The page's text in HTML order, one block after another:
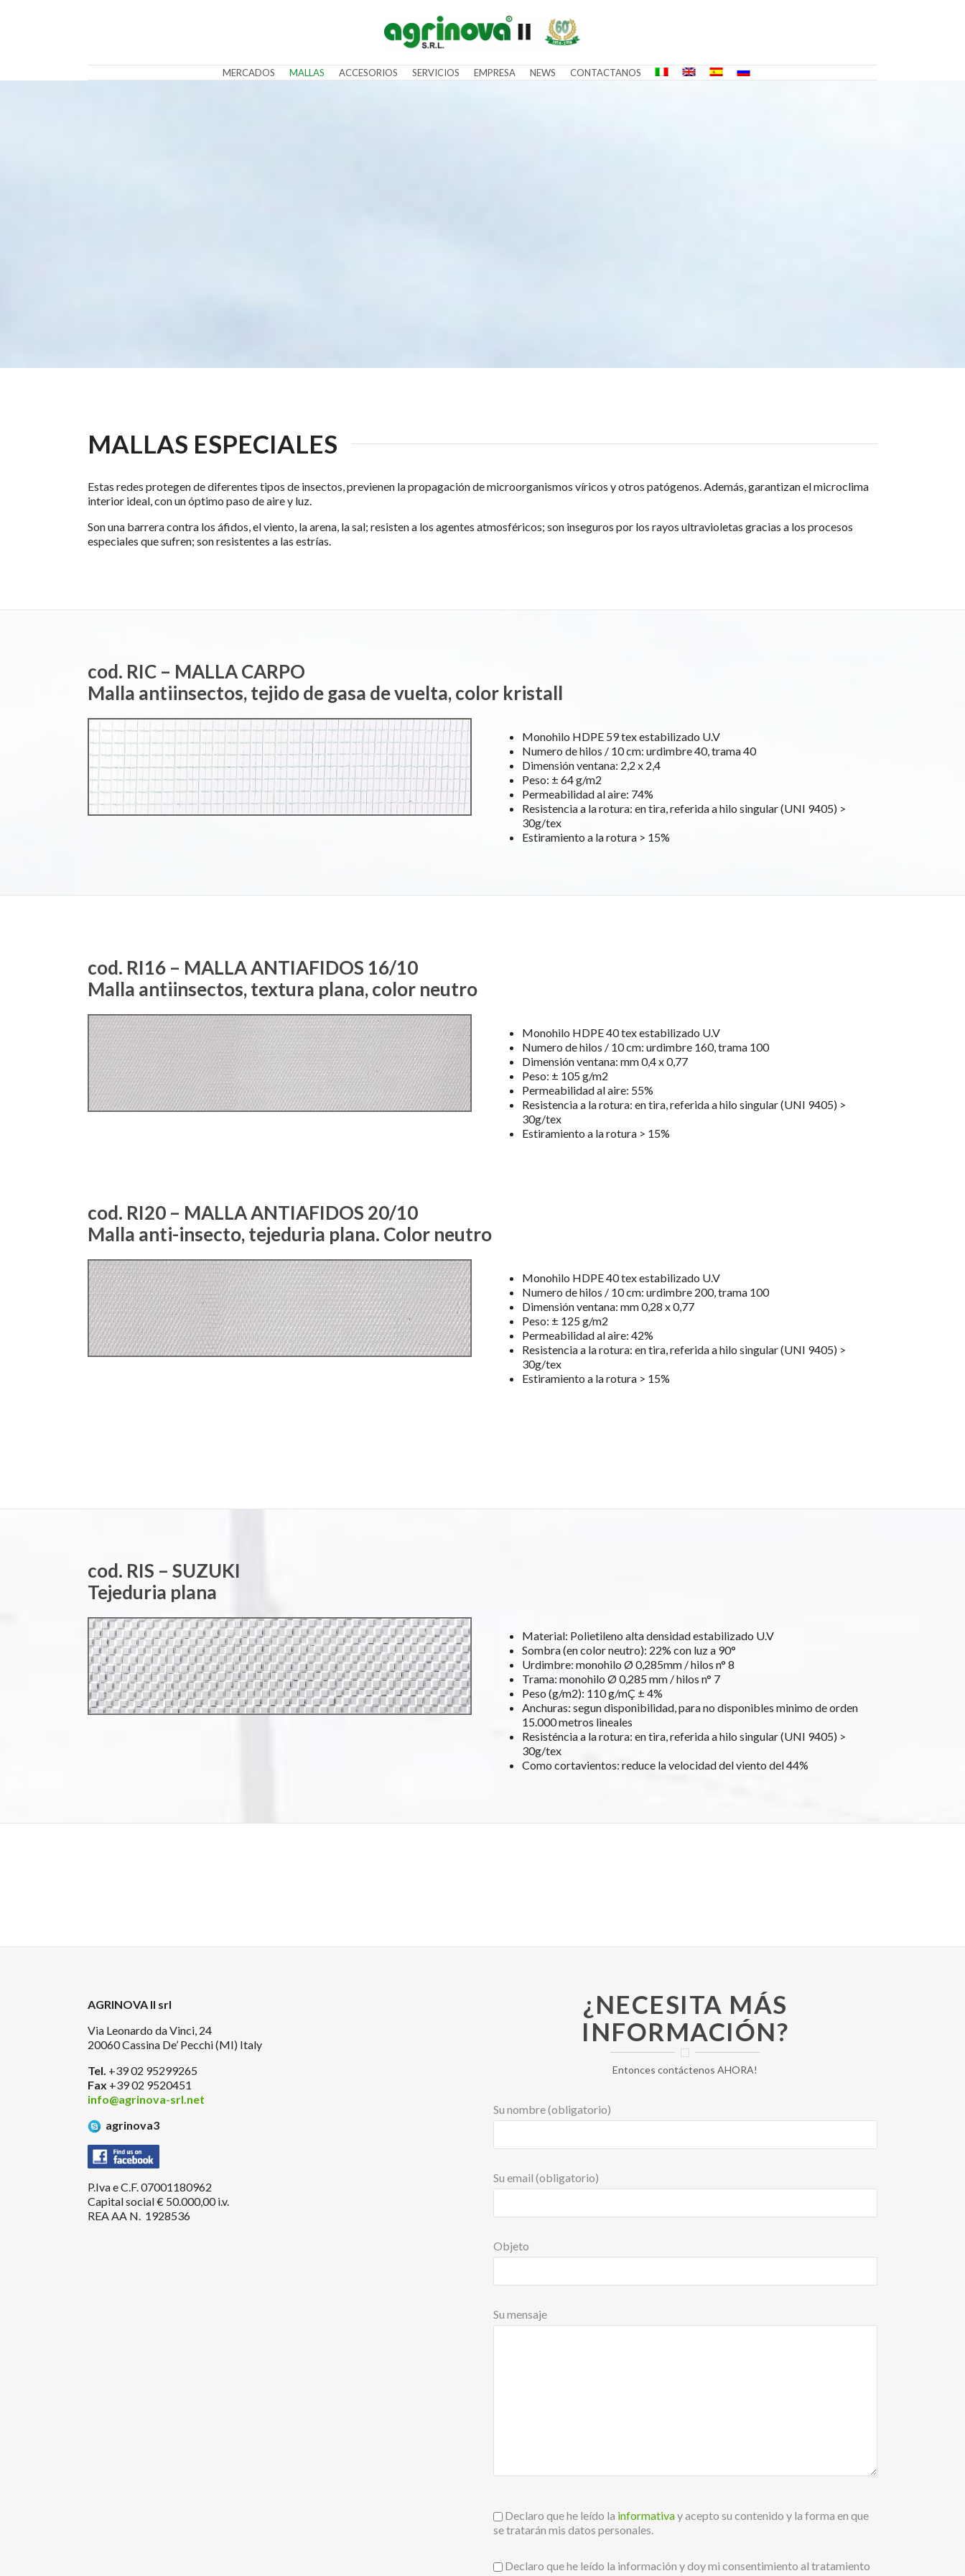
MERCADOS MALLAS ACCESORIOS SERVICIOS EMPRESA NEWS CONTACTANOS
MALLAS ESPECIALES
Estas redes protegen de diferentes tipos de insectos, previenen la propagación de microorganismos víricos y otros patógenos. Además, garantizan el microclima
interior ideal, con un óptimo paso de aire y luz.
Son una barrera contra los áfidos, el viento, la arena, la sal; resisten a los agentes atmosféricos; son inseguros por los rayos ultravioletas gracias a los procesos
especiales que sufren; son resistentes a las estrías.
cod. RIC – MALLA CARPO
Malla antiinsectos, tejido de gasa de vuelta, color kristall
Monohilo HDPE 59 tex estabilizado U.V
Numero de hilos / 10 cm: urdimbre 40, trama 40
Dimensión ventana: 2,2 x 2,4
Peso: ± 64 g/m2
Permeabilidad al aire: 74%
Resistencia a la rotura: en tira, referida a hilo singular (UNI 9405) >
30g/tex
Estiramiento a la rotura > 15%
cod. RI16 – MALLA ANTIAFIDOS 16/10
Malla antiinsectos, textura plana, color neutro
Monohilo HDPE 40 tex estabilizado U.V
Numero de hilos / 10 cm: urdimbre 160, trama 100
Dimensión ventana: mm 0,4 x 0,77
Peso: ± 105 g/m2
Permeabilidad al aire: 55%
Resistencia a la rotura: en tira, referida a hilo singular (UNI 9405) >
30g/tex
Estiramiento a la rotura > 15%
cod. RI20 – MALLA ANTIAFIDOS 20/10
Malla anti-insecto, tejeduria plana. Color neutro
Monohilo HDPE 40 tex estabilizado U.V
Numero de hilos / 10 cm: urdimbre 200, trama 100
Dimensión ventana: mm 0,28 x 0,77
Peso: ± 125 g/m2
Permeabilidad al aire: 42%
Resistencia a la rotura: en tira, referida a hilo singular (UNI 9405) >
30g/tex
Estiramiento a la rotura > 15%
cod. RIS – SUZUKI
Tejeduria plana
Material: Polietileno alta densidad estabilizado U.V
Sombra (en color neutro): 22% con luz a 90°
Urdimbre: monohilo Ø 0,285mm / hilos n° 8
Trama: monohilo Ø 0,285 mm / hilos n° 7
Peso (g/m2): 110 g/mÇ ± 4%
Anchuras: segun disponibilidad, para no disponibles minimo de orden
15.000 metros lineales
Resisténcia a la rotura: en tira, referida a hilo singular (UNI 9405) >
30g/tex
Como cortavientos: reduce la velocidad del viento del 44%
AGRINOVA II srl
Via Leonardo da Vinci, 24
20060 Cassina De’ Pecchi (MI) Italy
Tel. +39 02 95299265
Fax +39 02 9520451
info@agrinova-srl.net
agrinova3
P.Iva e C.F. 07001180962
Capital social € 50.000,00 i.v.
REA AA N. 1928536
¿NECESITA MÁS
INFORMACIÓN?
Entonces contáctenos AHORA!
Su nombre (obligatorio)
Su email (obligatorio)
Objeto
Su mensaje
Declaro que he leído la informativay acepto su contenido y la forma en que
se tratarán mis datos personales.
Declaro que he leído la información y doy mi consentimiento al tratamiento